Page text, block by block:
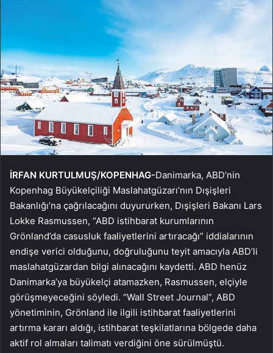
İRFAN KURTULMUŞ/KOPENHAG-Danimarka, ABD’nin
Kopenhag Büyükelçiliği Maslahatgüzarı’nın Dışişleri
Bakanlığı’na çağrılacağını duyururken, Dışişleri Bakanı Lars
Lokke Rasmussen, “ABD istihbarat kurumlarının
Grönland’da casusluk faaliyetlerini artıracağı” iddialarının
endişe verici olduğunu, doğruluğunu teyit amacıyla ABD’li
maslahatgüzardan bilgi alınacağını kaydetti. ABD henüz
Danimarka’ya büyükelçi atamazken, Rasmussen, elçiyle
görüşmeyeceğini söyledi. “Wall Street Journal”, ABD
yönetiminin, Grönland ile ilgili istihbarat faaliyetlerini
artırma kararı aldığı, istihbarat teşkilatlarına bölgede daha
aktif rol almaları talimatı verdiğini öne sürülmüştü.